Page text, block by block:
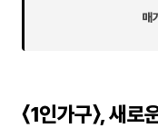
내게 되는것 같아
매
〈1인가구〉, 새로